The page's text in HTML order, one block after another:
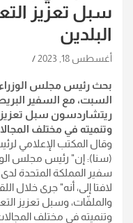
سبل تعزيز
البلدين
أغسطس 18, 2023
بحث رئيس مجلس الوزراء
السبت، مع السفير
ريتشاردسون سبل تعزيز
وتنميته في مختلف
وقال المكتب الإعلامي
(سنا): إن" رئيس مجلس
سفير المملكة المتحدة
لافتا إلى، أنه" جرى خلال
والملفّات، وسبل تعزيز
وتنميته في مختلف